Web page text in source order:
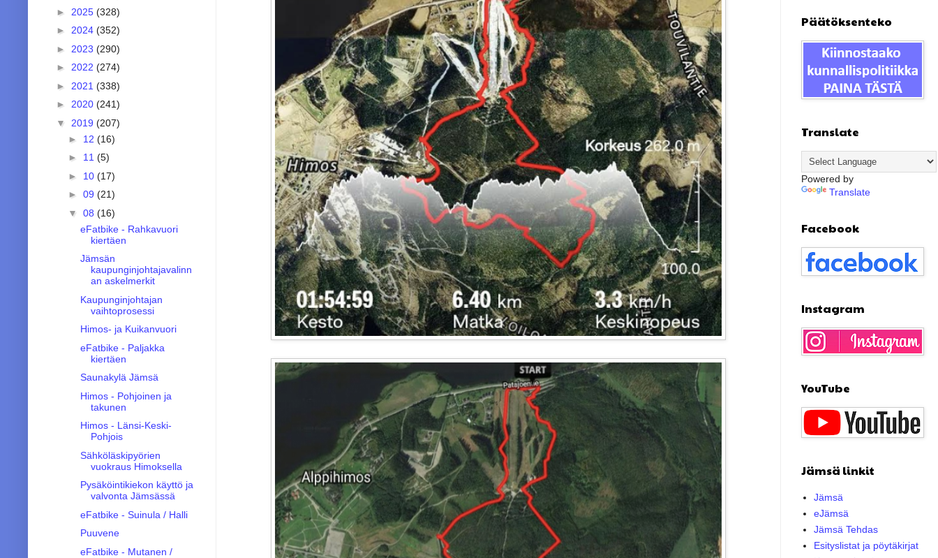
► 2025 (328)
► 2024 (352)
► 2023 (290)
► 2022 (274)
► 2021 (338)
► 2020 (241)
▼ 2019 (207)
► 12 (16)
► 11 (5)
► 10 (17)
► 09 (21)
▼ 08 (16)
eFatbike - Rahkavuori
kiertäen
Jämsän
kaupunginjohtajavalinn
an askelmerkit
Kaupunginjohtajan
vaihtoprosessi
Himos- ja Kuikanvuori
eFatbike - Paljakka
kiertäen
Saunakylä Jämsä
Himos - Pohjoinen ja
takunen
Himos - Länsi-Keski-
Pohjois
Sähköläskipyörien
vuokraus Himoksella
Pysäköintikiekon käyttö ja
valvonta Jämsässä
eFatbike - Suinula / Halli
Puuvene
eFatbike - Mutanen /
Päätöksenteko
Translate
Powered by
Translate
Facebook
Instagram
YouTube
Jämsä linkit
Jämsä
eJämsä
Jämsä Tehdas
Esityslistat ja pöytäkirjat